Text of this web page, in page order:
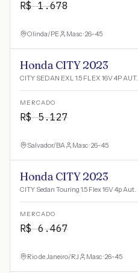
R$1.678
Olinda/PE Masc · 26-45
Honda CITY 2023
CITY SEDAN EXL 1.5 FLEX 16V 4P AUT.
MERCADO
R$5.127
Salvador/BA Masc · 26-45
Honda CITY 2023
CITY Sedan Touring 1.5 Flex 16V 4p Aut.
MERCADO
R$6.467
Rio de Janeiro/RJ Masc · 26-45